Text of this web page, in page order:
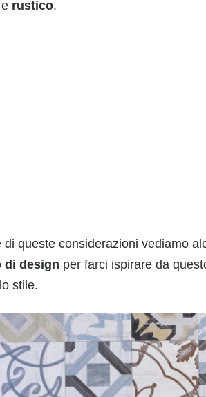
e rustico.
di queste considerazioni vediamo
di design per farci ispirare da
stile.